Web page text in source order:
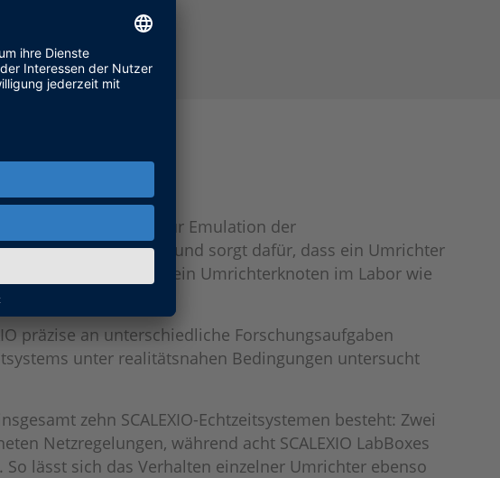
und zur Emulation der
in Echtzeit aus und sorgt dafür, dass ein Umrichter
sich beispielsweise ein Umrichterknoten im Labor wie
präzise an unterschiedliche Forschungsaufgaben
unter realitätsnahen Bedingungen untersucht
zehn SCALEXIO-Echtzeitsystemen besteht: Zwei
Netzregelungen, während acht SCALEXIO LabBoxes
lässt sich das Verhalten einzelner Umrichter ebenso